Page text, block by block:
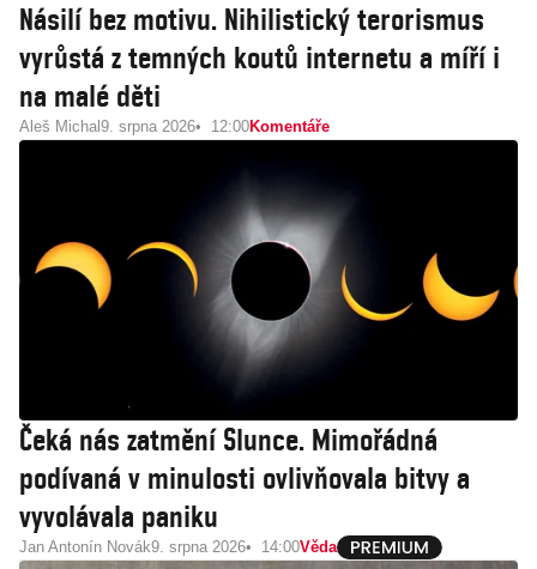
Násilí bez motivu. Nihilistický terorismus
vyrůstá z temných koutů internetu a míří i
na malé děti
Aleš Michal 9. srpna 2026 12:00Komentáře
Čeká nás zatmění Slunce. Mimořádná
podívaná v minulosti ovlivňovala bitvy a
vyvolávala paniku
Jan Antonín Novák9. srpna 2026 14:00Věda